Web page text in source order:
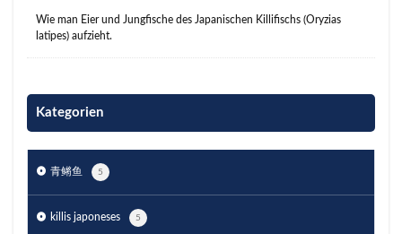
Wie man Eier und Jungfische des Japanischen Killifischs (Oryzias
latipes) aufzieht.
Kategorien
青鳉鱼 5
killis japoneses 5